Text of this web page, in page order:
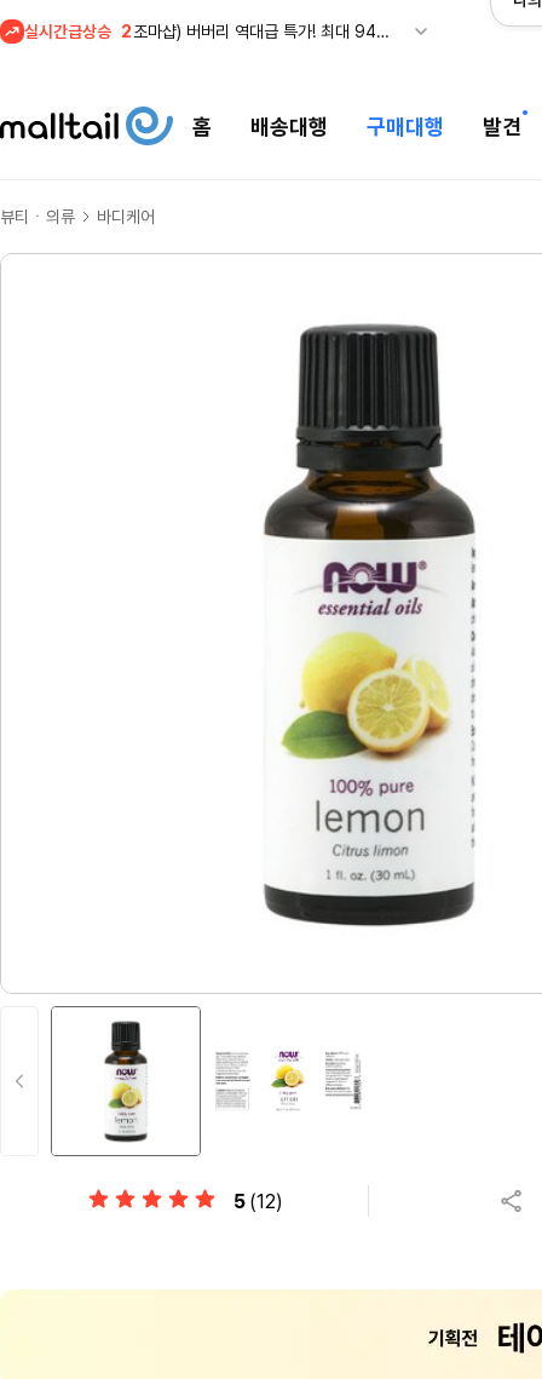
실시간급상승 2
조마샵) 버버리 역대급 특가! 최대 94% 세일
5
홈 배송대행 구매대행 발견
뷰티ㆍ의류 바디케어
5 (12)